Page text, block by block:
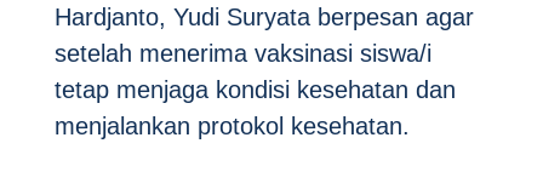
Hardjanto, Yudi Suryata berpesan agar
setelah menerima vaksinasi siswa/i
tetap menjaga kondisi kesehatan dan
menjalankan protokol kesehatan.